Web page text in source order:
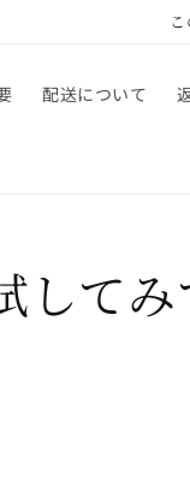
配送について
して